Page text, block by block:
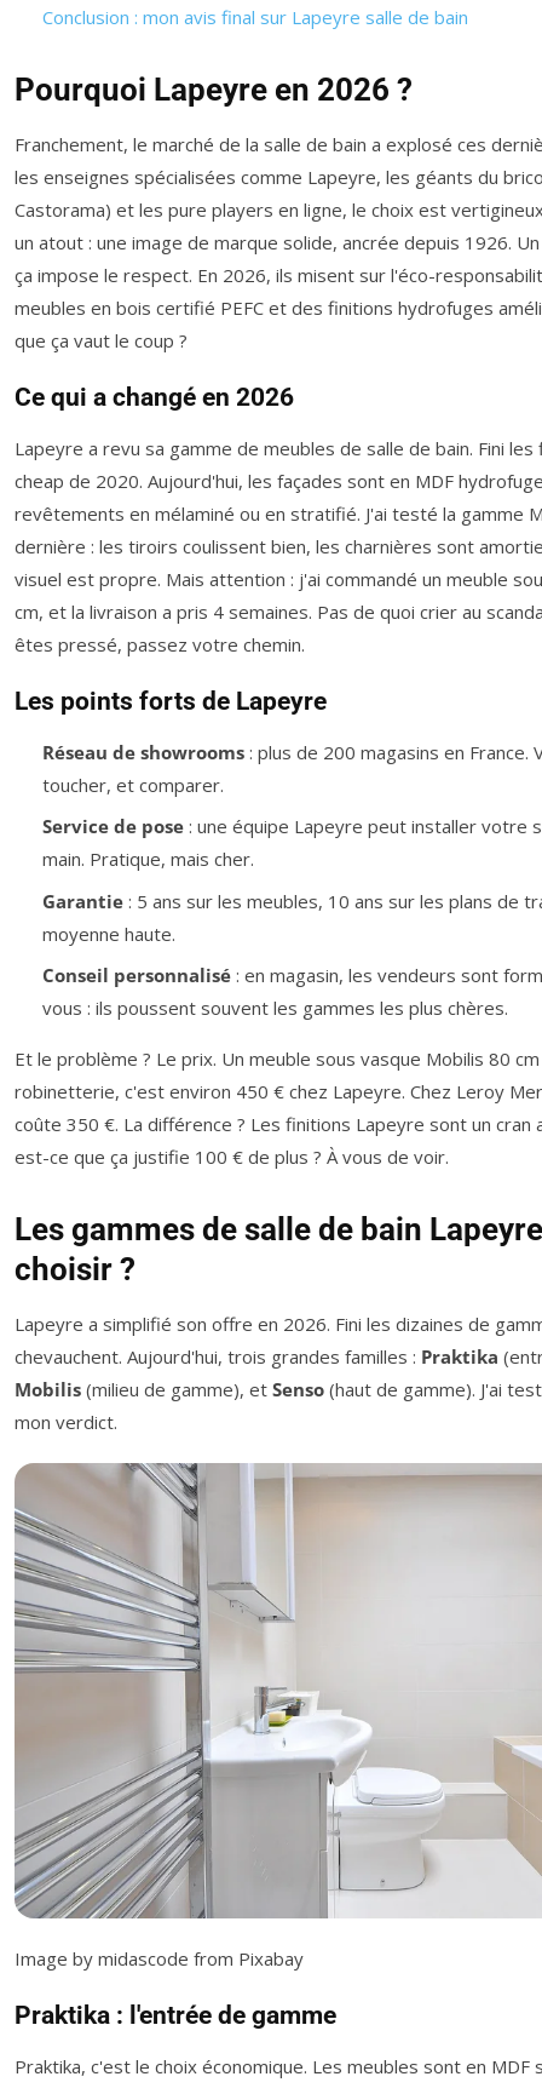
Conclusion : mon avis final sur Lapeyre salle de bain
Pourquoi Lapeyre en 2026 ?
Franchement, le marché de la salle de bain a explosé ces
les enseignes spécialisées comme Lapeyre, les géants du
Castorama) et les pure players en ligne, le choix est
un atout : une image de marque solide, ancrée depuis 1926.
ça impose le respect. En 2026, ils misent sur l'éco-
meubles en bois certifié PEFC et des finitions hydrofuges
que ça vaut le coup ?
Ce qui a changé en 2026
Lapeyre a revu sa gamme de meubles de salle de bain. Fini
cheap de 2020. Aujourd'hui, les façades sont en MDF
revêtements en mélaminé ou en stratifié. J'ai testé la gamme
dernière : les tiroirs coulissent bien, les charnières sont
visuel est propre. Mais attention : j'ai commandé un meuble
cm, et la livraison a pris 4 semaines. Pas de quoi crier au
êtes pressé, passez votre chemin.
Les points forts de Lapeyre
Réseau de showrooms: plus de 200 magasins en France.
toucher, et comparer.
Service de pose: une équipe Lapeyre peut installer votre
main. Pratique, mais cher.
Garantie: 5 ans sur les meubles, 10 ans sur les plans de
moyenne haute.
Conseil personnalisé: en magasin, les vendeurs sont
vous : ils poussent souvent les gammes les plus chères.
Et le problème ? Le prix. Un meuble sous vasque Mobilis 80
robinetterie, c'est environ 450 € chez Lapeyre. Chez Leroy
coûte 350 €. La différence ? Les finitions Lapeyre sont un cran
est-ce que ça justifie 100 € de plus ? À vous de voir.
Les gammes de salle de bain
choisir ?
Lapeyre a simplifié son offre en 2026. Fini les dizaines de
chevauchent. Aujourd'hui, trois grandes familles : Praktika
Mobilis (milieu de gamme), et Senso (haut de gamme). J'ai
mon verdict.
Image by midascode from Pixabay
Praktika : l'entrée de gamme
Praktika, c'est le choix économique. Les meubles sont en MDF